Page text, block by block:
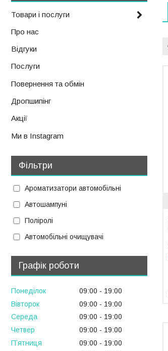
Товари і послуги
Про нас
Відгуки
Послуги
Повернення та обмін
Дропшипінг
Акції
Ми в Instagram
Фільтри
Ароматизатори автомобільні
Автошампуні
Поліролі
Автомобільні очищувачі
Графік роботи
Понеділок 09:00
19:00
Вівторок
09:00
19:00
Середа
09:00
19:00
Четвер
09:00
19:00
Пʼятниця
09:00
19:00